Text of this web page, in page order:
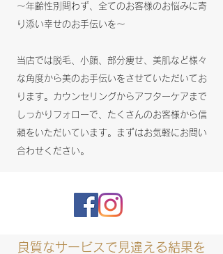
～年齢性別問わず、全てのお客様のお悩みに寄
り添い幸せのお手伝いを～
当店では脱毛、小顔、部分痩せ、美肌など様々
な角度から美のお手伝いをさせていただいてお
ります。カウンセリングからアフターケアまで
しっかりフォローで、たくさんのお客様から信
頼をいただいています。まずはお気軽にお問い
合わせください。
良質なサービスで見違える結果を